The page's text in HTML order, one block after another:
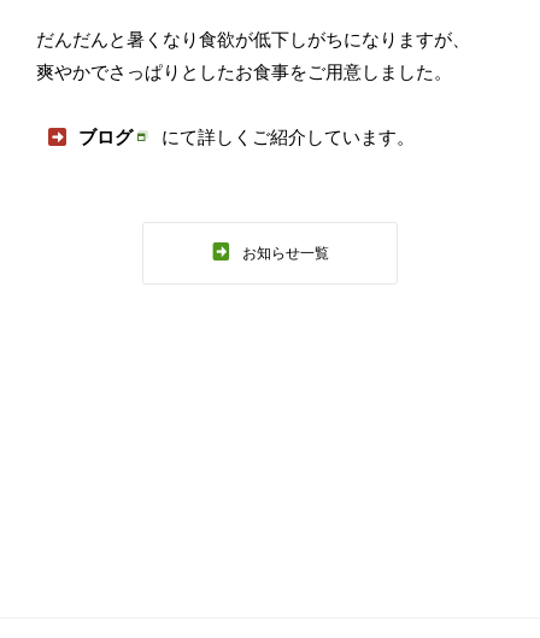
だんだんと暑くなり食欲が低下しがちになりますが、
爽やかでさっぱりとしたお食事をご用意しました。
ブログ にて詳しくご紹介しています。
お知らせ一覧